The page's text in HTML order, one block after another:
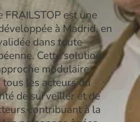
FRAILSTOP est une
à Madrid, en
dans toute
Cette solution
modulaire,
les acteurs du
de surveiller et de
contribuant à la